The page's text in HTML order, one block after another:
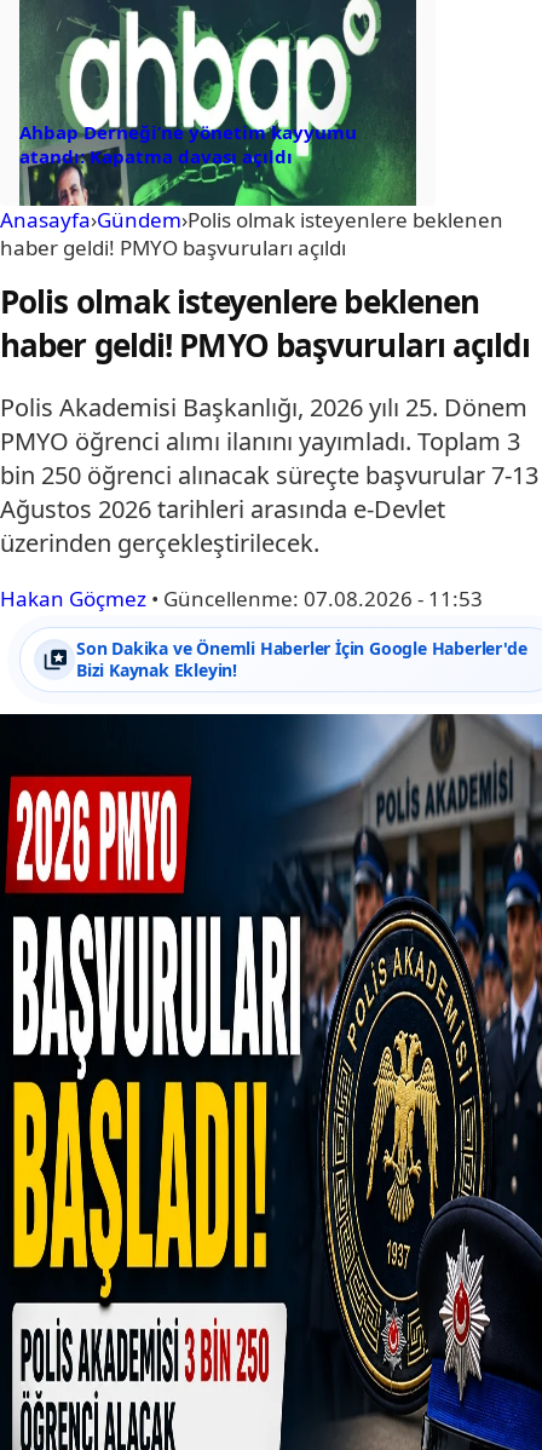
Ahbap Derneği’ne yönetim kayyumu
atandı: Kapatma davası açıldı
Anasayfa›Gündem›Polis olmak isteyenlere beklenen
haber geldi! PMYO başvuruları açıldı
Polis olmak isteyenlere beklenen
haber geldi! PMYO başvuruları açıldı
Polis Akademisi Başkanlığı, 2026 yılı 25. Dönem
PMYO öğrenci alımı ilanını yayımladı. Toplam 3
bin 250 öğrenci alınacak süreçte başvurular 7-13
Ağustos 2026 tarihleri arasında e-Devlet
üzerinden gerçekleştirilecek.
Hakan Göçmez • Güncellenme: 07.08.2026 - 11:53
Son Dakika ve Önemli Haberler İçin Google Haberler'de
Bizi Kaynak Ekleyin!